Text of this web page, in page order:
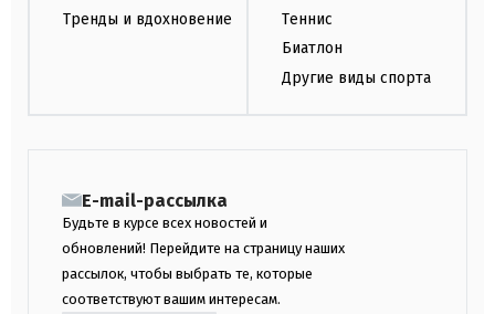
Тренды и вдохновение
Теннис
Биатлон
Другие виды спорта
E-mail-рассылка
Будьте в курсе всех новостей и
обновлений! Перейдите на страницу наших
рассылок, чтобы выбрать те, которые
соответствуют вашим интересам.